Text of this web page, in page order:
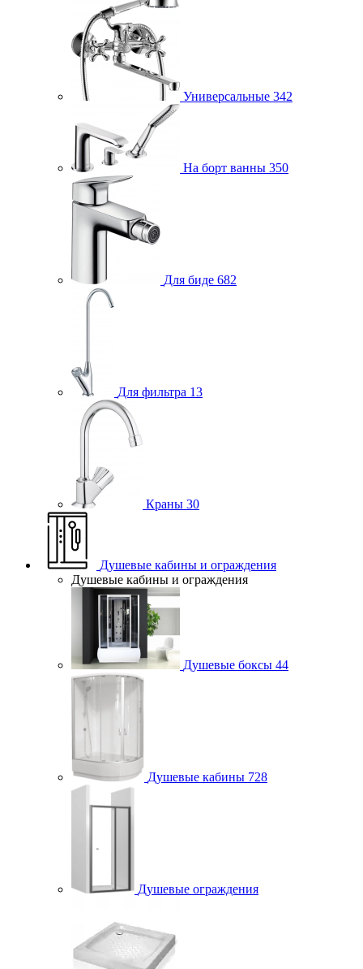
Универсальные 342
На борт ванны 350
Для биде 682
Для фильтра 13
Краны 30
Душевые кабины и ограждения
Душевые кабины и ограждения
Душевые боксы 44
Душевые кабины 728
Душевые ограждения